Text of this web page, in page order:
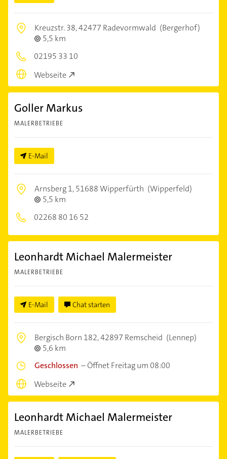
Kreuzstr. 38,42477 Radevormwald (Bergerhof)
5,5 km
02195 33 10
Webseite
Goller Markus
MALERBETRIEBE
E-Mail
Arnsberg 1,51688 Wipperfürth (Wipperfeld)
5,5 km
02268 80 16 52
Leonhardt Michael Malermeister
MALERBETRIEBE
E-Mail Chat starten
Bergisch Born 182,42897 Remscheid (Lennep)
5,6 km
Geschlossen –Öffnet Freitag um 08:00
Webseite
Leonhardt Michael Malermeister
MALERBETRIEBE